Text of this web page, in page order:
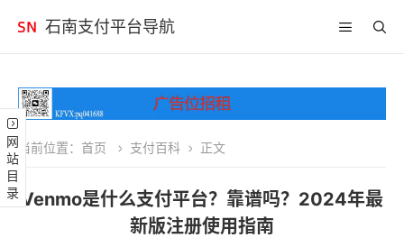
石南支付平台导航
网站目录 当前位置： 首页 支付百科 正文
Venmo是什么支付平台？靠谱吗？2024年最
新版注册使用指南